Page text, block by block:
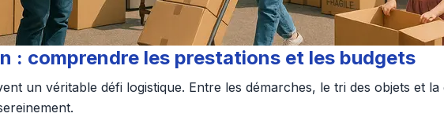
: comprendre les prestations et les budgets
un véritable défi logistique. Entre les démarches, le tri des objets et